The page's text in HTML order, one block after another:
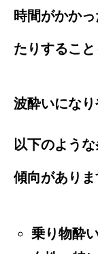
時間がかか
たりすること
波酔いにな
以下のよう
傾向がありま
乗り物酔